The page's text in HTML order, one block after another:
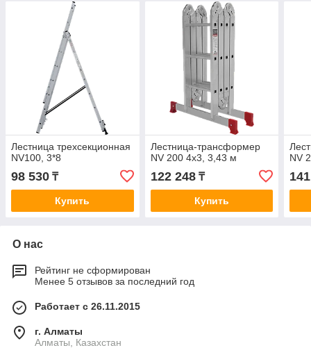
Лестница трехсекционная
NV100, 3*8
98 530 ₸
Купить
Лестница-трансформер
NV 200 4х3, 3,43 м
122 248₸
Купить
NV
О нас
Рейтинг не сформирован
Менее 5 отзывов за последний год
Работает с 26.11.2015
г. Алматы
Алматы, Казахстан